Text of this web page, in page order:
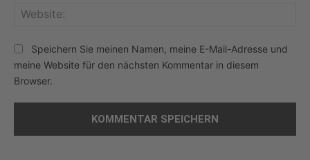
Speichern Sie meinen Namen, meine E-Mail-Adresse und
meine Website für den nächsten Kommentar in diesem
Browser.